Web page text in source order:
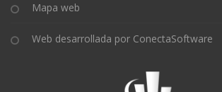
Mapa web
Web desarrollada por ConectaSoftware